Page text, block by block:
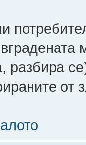
разбира
от